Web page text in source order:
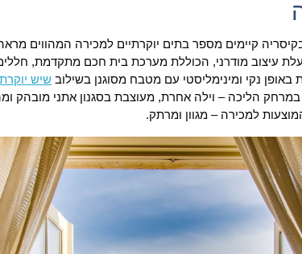
קיימים מספר בתים יוקרתיים למכירה המהווים מראה
עיצוב מודרני, הכוללת מערכת בית חכם מתקדמת,
באופן נקי ומינימליסטי עם מטבח מסוגנן בשילוב שיש
במרחק הליכה – וילה אחרת, מעוצבת בסגנון אתני מובהק
למכירה – מגוון ומרתק.